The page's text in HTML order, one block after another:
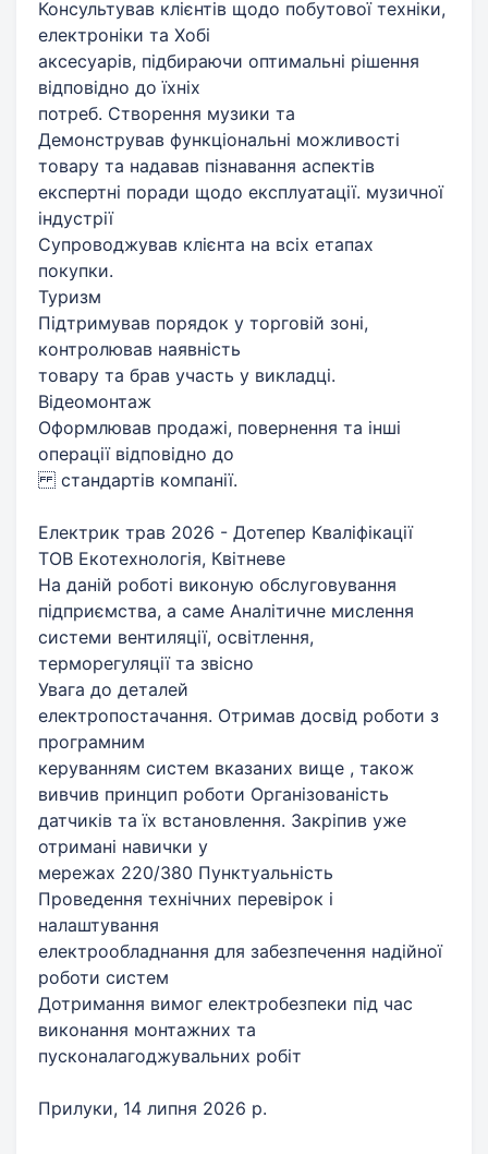
Консультував клієнтів щодо побутової техніки,
електроніки та Хобі
аксесуарів, підбираючи оптимальні рішення
відповідно до їхніх
потреб. Створення музики та
Демонстрував функціональні можливості
товару та надавав пізнавання аспектів
експертні поради щодо експлуатації. музичної
індустрії
Супроводжував клієнта на всіх етапах
покупки.
Туризм
Підтримував порядок у торговій зоні,
контролював наявність
товару та брав участь у викладці.
Відеомонтаж
Оформлював продажі, повернення та інші
операції відповідно до
стандартів компанії.
Електрик трав 2026 - Дотепер Кваліфікації
ТОВ Екотехнологія, Квітневе
На даній роботі виконую обслуговування
підприємства, а саме Аналітичне мислення
системи вентиляції, освітлення,
терморегуляції та звісно
Увага до деталей
електропостачання. Отримав досвід роботи з
програмним
керуванням систем вказаних вище , також
вивчив принцип роботи Організованість
датчиків та їх встановлення. Закріпив уже
отримані навички у
мережах 220/380 Пунктуальність
Проведення технічних перевірок і
налаштування
електрообладнання для забезпечення надійної
роботи систем
Дотримання вимог електробезпеки під час
виконання монтажних та
пусконалагоджувальних робіт
Прилуки, 14 липня 2026 р.